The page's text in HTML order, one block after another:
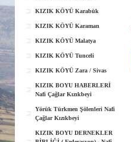
KIZIK KÖYÜ Karabük
KIZIK KÖYÜ Karaman
KIZIK KÖYÜ Malatya
KIZIK KÖYÜ Tunceli
KIZIK KÖYÜ Zara / Sivas
KIZIK BOYU HABERLERİ
Nafi Çağlar Kızıkbeyi
Yörük Türkmen Şölenleri Nafi
Çağlar Kızıkbeyi
KIZIK BOYU DERNEKLER